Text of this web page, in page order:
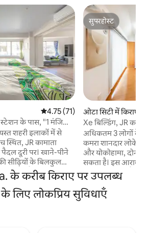
औसत रेटिंग 5 में से 4.75, 71 समीक्षाएँ
4.75 (71)
स्टेशन के पास, "1 मंजिला
(76 वर्ग मीटर /
उपलब्ध हैं!
शहरी इलाकों में से
स्थित, JR कामाता
दूरी पर। खाने-पीने
सीढ़ियों के बिलकुल
रिज़ॉर्ट है। पहली मंज़िल
एक निजी सुविधा है,
सुंदर है और पूरी तरह से
बीच थीम के साथ
सुपरहोस्ट
सुपरहोस्ट
ओटा सिटी में किराए
Xe बिल्डिंग, JR
शिनागावा ट्रेन से 7
हनेदा एयरपोर्ट तक
योकोहामा और उएनो
अधिकतम 3 लोगों के
कमरा शानदार
और योकोहामा, दोनों
सकता है। इस
4 लोग रह सकते हैं।
सुथरा डिज़ाइन है।
आधुनिक डिज़ाइन
दोस्तों के समूहों के
के करीब किराए पर उपलब्ध
लिए लोकप्रिय सुविधाएँ